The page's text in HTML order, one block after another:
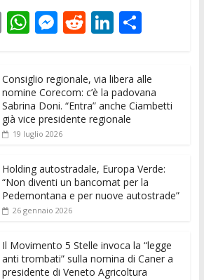
E
l
W
at
s
A
p
M
e
n
g
R
di
t
Li
k
e
dI
C
n
di
vi
Consiglio regionale, via libera alle
nomine Corecom: c’è la padovana
Sabrina Doni. “Entra” anche Ciambetti
già vice presidente regionale
19 luglio 2026
Holding autostradale, Europa Verde:
“Non diventi un bancomat per la
Pedemontana e per nuove autostrade”
26 gennaio 2026
Il Movimento 5 Stelle invoca la “legge
anti trombati” sulla nomina di Caner a
presidente di Veneto Agricoltura